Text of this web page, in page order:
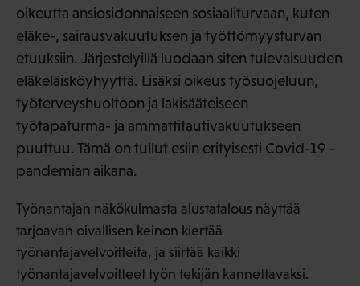
oikeutta ansiosidonnaiseen sosiaaliturvaan, kuten
eläke-, sairausvakuutuksen ja työttömyysturvan
etuuksiin. Järjestelyillä luodaan siten tulevaisuuden
eläkeläisköyhyyttä. Lisäksi oikeus työsuojeluun,
työterveyshuoltoon ja lakisääteiseen
työtapaturma- ja ammattitautivakuutukseen
puuttuu. Tämä on tullut esiin erityisesti Covid-19 -
pandemian aikana.
Työnantajan näkökulmasta alustatalous näyttää
tarjoavan oivallisen keinon kiertää
työnantajavelvoitteita, ja siirtää kaikki
työnantajavelvoitteet työn tekijän kannettavaksi.